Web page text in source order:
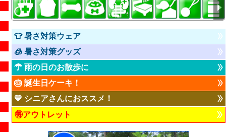
👕 暑さ対策ウェア
🧊 暑さ対策グッズ
☂ 雨の日のお散歩に
🎂 誕生日ケーキ！
💛 シニアさんにおススメ！
🉐アウトレット